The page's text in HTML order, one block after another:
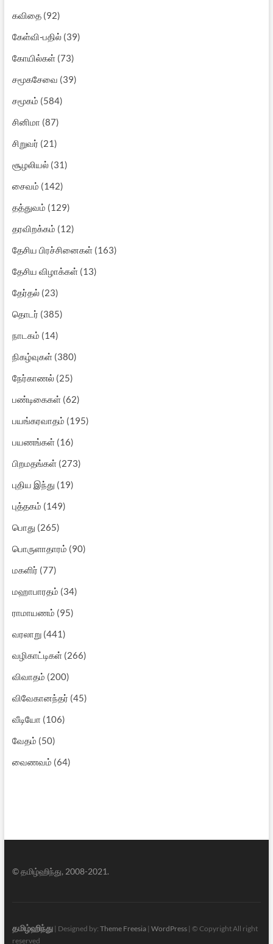
கவிதை(92)
கேள்வி-பதில்(39)
கோயில்கள்(73)
சமூகசேவை (39)
சமூகம் (584)
சினிமா (87)
சிறுவர் (21)
சூழலியல்(31)
சைவம் (142)
தத்துவம் (129)
தரவிறக்கம் (12)
தேசிய பிரச்சினைகள்(163)
தேசிய விழாக்கள்(13)
தேர்தல்(23)
தொடர் (385)
நாடகம் (14)
நிகழ்வுகள்(380)
நேர்காணல்(25)
பண்டிகைகள்(62)
பயங்கரவாதம் (195)
பயணங்கள்(16)
பிறமதங்கள்(273)
புதிய இந்து (19)
புத்தகம் (149)
பொது (265)
பொருளாதாரம் (90)
மகளிர் (77)
மஹாபாரதம் (34)
ராமாயணம் (95)
வரலாறு(441)
வழிகாட்டிகள்(266)
விவாதம் (200)
விவேகானந்தர் (45)
வீடியோ (106)
வேதம் (50)
வைணவம் (64)
© தமிழ்ஹிந்து, 2008-2021.
தமிழ்ஹிந்து| Designed by: Theme Freesia| WordPress| © Copyright All right
reserved